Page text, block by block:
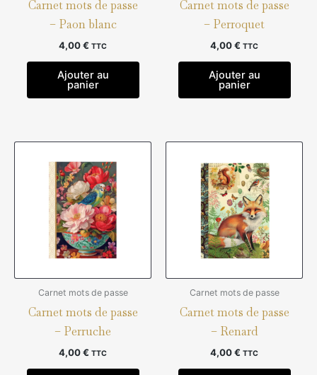
Carnet mots de passe
– Paon blanc
4,00€ TTC
Ajouter au
panier
Carnet mots de passe
– Perroquet
4,00€ TTC
Ajouter au
panier
Carnet mots de passe
Carnet mots de passe
– Perruche
4,00€ TTC
Carnet mots de passe
Carnet mots de passe
– Renard
4,00€ TTC